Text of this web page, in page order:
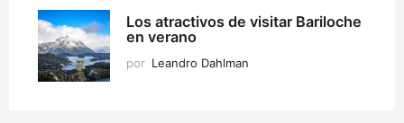
Los atractivos de visitar Bariloche
en verano
por Leandro Dahlman